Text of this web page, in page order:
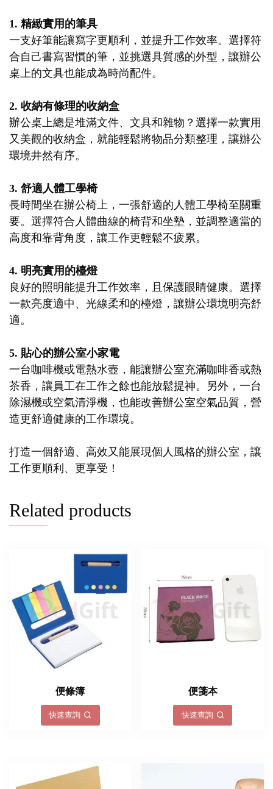
1. 精緻實用的筆具
一支好筆能讓寫字更順利，並提升工作效率。選擇符
合自己書寫習慣的筆，並挑選具質感的外型，讓辦公
桌上的文具也能成為時尚配件。
2. 收納有條理的收納盒
辦公桌上總是堆滿文件、文具和雜物？選擇一款實用
又美觀的收納盒，就能輕鬆將物品分類整理，讓辦公
環境井然有序。
3. 舒適人體工學椅
長時間坐在辦公椅上，一張舒適的人體工學椅至關重
要。選擇符合人體曲線的椅背和坐墊，並調整適當的
高度和靠背角度，讓工作更輕鬆不疲累。
4. 明亮實用的檯燈
良好的照明能提升工作效率，且保護眼睛健康。選擇
一款亮度適中、光線柔和的檯燈，讓辦公環境明亮舒
適。
5. 貼心的辦公室小家電
一台咖啡機或電熱水壺，能讓辦公室充滿咖啡香或熱
茶香，讓員工在工作之餘也能放鬆提神。另外，一台
除濕機或空氣清淨機，也能改善辦公室空氣品質，營
造更舒適健康的工作環境。
打造一個舒適、高效又能展現個人風格的辦公室，讓
工作更順利、更享受！
Related products
便條簿
快速查詢
便箋本
快速查詢